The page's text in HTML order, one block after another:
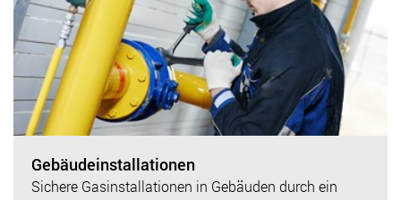
Gebäudeinstallationen
Sichere Gasinstallationen in Gebäuden durch ein